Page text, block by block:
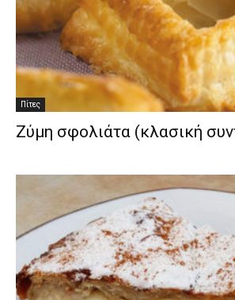
Πίτες
Ζύμη σφολιάτα (κλασική